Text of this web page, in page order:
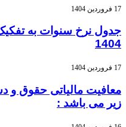
17 فروردین 1404
جدول نرخ سنوات به
1404
17 فروردین 1404
زیر می باشد :